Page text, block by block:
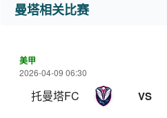
曼塔相关比赛
美甲
2026-04-09 06:30
托曼塔FC VS